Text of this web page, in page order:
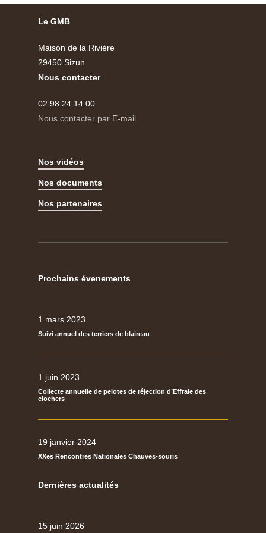
Le GMB
Maison de la Rivière
29450 Sizun
Nous contacter
02 98 24 14 00
Nous contacter par E-mail
Nos vidéos
Nos documents
Nos partenaires
Prochains évenements
1 mars 2023
Suivi annuel des terriers de blaireau
1 juin 2023
Collecte annuelle de pelotes de réjection d’Effraie des
clochers
19 janvier 2024
XXes Rencontres Nationales Chauves-souris
Dernières actualités
15 juin 2026